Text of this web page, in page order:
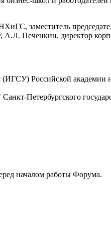
заместитель
Печенкин, директор
Российской академии
Петербургского
началом работы Форума.